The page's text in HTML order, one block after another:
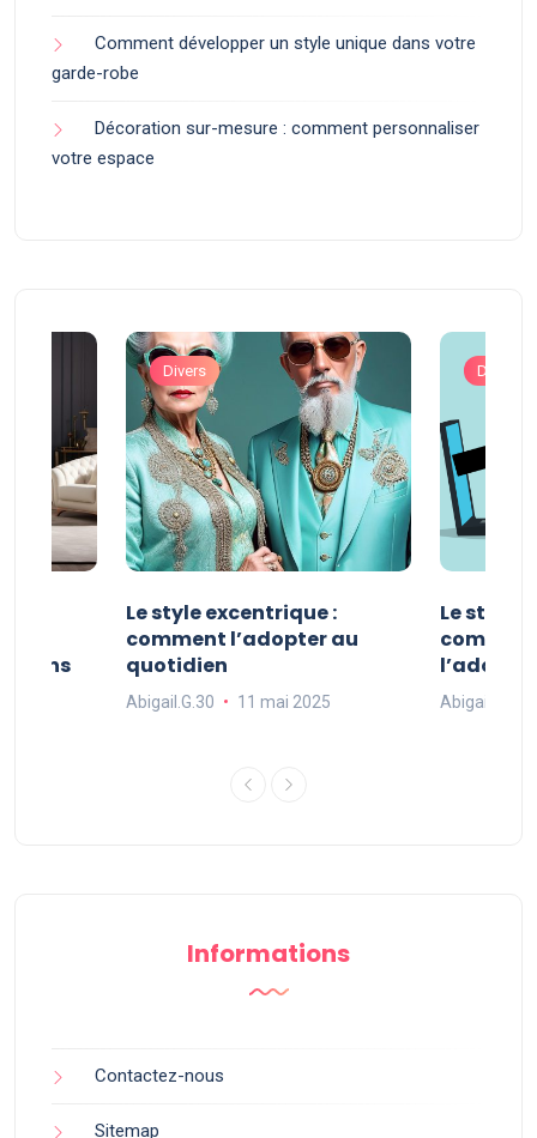
Comment développer un style unique dans votre
garde-robe
Décoration sur-mesure : comment personnaliser
votre espace
dans
Divers
Le style excentrique :
comment l’adopter au
quotidien
Abigail.G.30 11 mai 2025
Divers
Le style
Abigail.G.30
Informations
Contactez-nous
Sitemap